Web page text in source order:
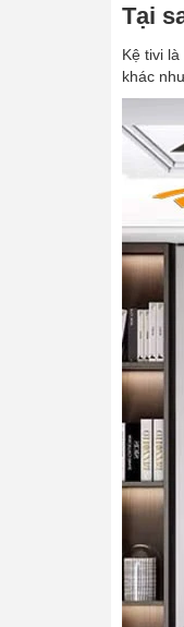
Tại
Kệ tivi
khác